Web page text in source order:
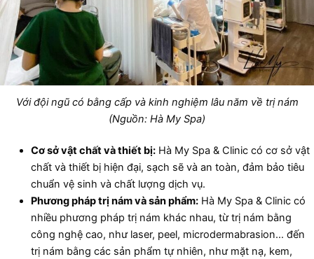
Với đội ngũ có bằng cấp và kinh nghiệm lâu năm về trị nám
(Nguồn: Hà My Spa)
Cơ sở vật chất và thiết bị:Hà My Spa & Clinic có cơ sở vật
chất và thiết bị hiện đại, sạch sẽ và an toàn, đảm bảo tiêu
chuẩn vệ sinh và chất lượng dịch vụ.
Phương pháp trị nám và sản phẩm:Hà My Spa & Clinic có
nhiều phương pháp trị nám khác nhau, từ trị nám bằng
công nghệ cao, như laser, peel, microdermabrasion… đến
trị nám bằng các sản phẩm tự nhiên, như mặt nạ, kem,